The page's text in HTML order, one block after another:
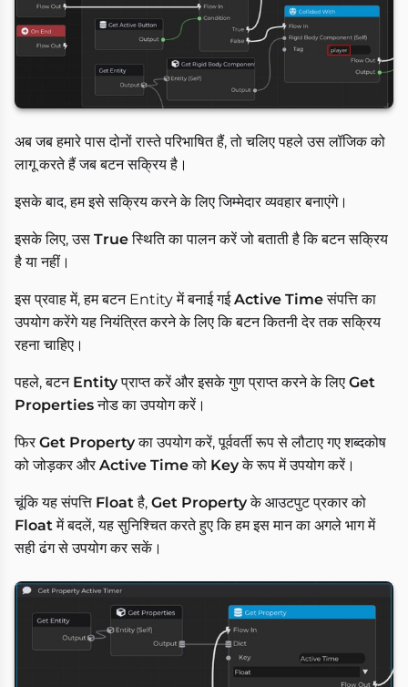
अब जब हमारे पास दोनों रास्ते परिभाषित हैं, तो चलिए पहले उस लॉजिक को
लागू करते हैं जब बटन सक्रिय है।
इसके बाद, हम इसे सक्रिय करने के लिए जिम्मेदार व्यवहार बनाएंगे।
इसके लिए, उस Trueस्थिति का पालन करें जो बताती है कि बटन सक्रिय
है या नहीं।
इस प्रवाह में, हम बटन Entity में बनाई गईActive Timeसंपत्ति का
उपयोग करेंगे यह नियंत्रित करने के लिए कि बटन कितनी देर तक सक्रिय
रहना चाहिए।
पहले, बटन Entityप्राप्त करें और इसके गुण प्राप्त करने के लिए Get
Propertiesनोड का उपयोग करें।
फिरGet Propertyका उपयोग करें, पूर्ववर्ती रूप से लौटाए गए शब्दकोष
को जोड़कर औरActive Timeको Keyके रूप में उपयोग करें।
चूंकि यह संपत्ति Float है, Get Propertyके आउटपुट प्रकार को
Float में बदलें, यह सुनिश्चित करते हुए कि हम इस मान का अगले भाग में
सही ढंग से उपयोग कर सकें।